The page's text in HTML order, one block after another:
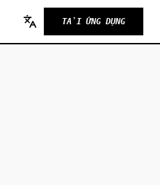
Change language
TẢI ỨNG DỤNG